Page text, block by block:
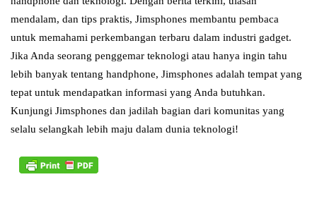
mendalam, dan tips praktis, Jimsphones membantu pembaca
untuk memahami perkembangan terbaru dalam industri gadget.
Jika Anda seorang penggemar teknologi atau hanya ingin tahu
lebih banyak tentang handphone, Jimsphones adalah tempat yang
tepat untuk mendapatkan informasi yang Anda butuhkan.
Kunjungi Jimsphones dan jadilah bagian dari komunitas yang
selalu selangkah lebih maju dalam dunia teknologi!